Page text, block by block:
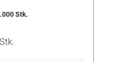
eine etwas
Leim versehen. Wenn
am Boden
Stk.